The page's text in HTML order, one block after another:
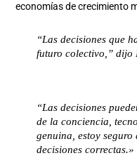
economías de crecimiento
“Las decisiones que
futuro colectivo,” dijo
“Las decisiones
de la conciencia,
genuina, estoy
decisiones correctas.»